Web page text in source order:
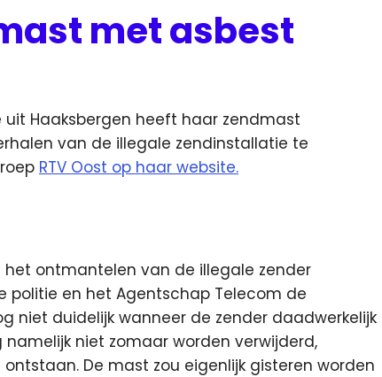
met asbest
Haaksbergen heeft haar zendmast
van de illegale zendinstallatie te
RTV Oost op haar website.
ontmantelen van de illegale zender
politie en het Agentschap Telecom de
niet duidelijk wanneer de zender daadwerkelijk
niet zomaar worden verwijderd,
De mast zou eigenlijk gisteren worden